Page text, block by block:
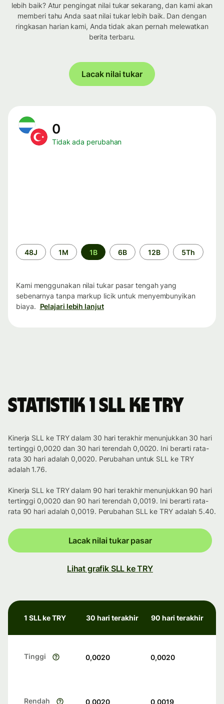
lebih baik? Atur pengingat nilai tukar sekarang, dan kami akan
memberi tahu Anda saat nilai tukar lebih baik. Dan dengan
ringkasan harian kami, Anda tidak akan pernah melewatkan
berita terbaru.
Lacak nilai tukar
0
Tidak ada perubahan
Periode
waktu
48J 1M 1B 6B 12B 5Th
Kami menggunakan nilai tukar pasar tengah yang
sebenarnya tanpa markup licik untuk menyembunyikan
biaya. Pelajari lebih lanjut
Statistik 1 SLL ke TRY
Kinerja SLL ke TRY dalam 30 hari terakhir menunjukkan 30 hari
tertinggi 0,0020 dan 30 hari terendah 0,0020. Ini berarti rata-
rata 30 hari adalah 0,0020. Perubahan untuk SLL ke TRY
adalah 1.76.
Kinerja SLL ke TRY dalam 90 hari terakhir menunjukkan 90 hari
tertinggi 0,0020 dan 90 hari terendah 0,0019. Ini berarti rata-
rata 90 hari adalah 0,0019. Perubahan SLL ke TRY adalah 5.40.
Lacak nilai tukar pasar
Lihat grafik SLL ke TRY
1 SLL ke TRY 30 hari terakhir 90 hari terakhir
Tinggi 0,0020 0,0020
Rendah 0,0020 0,0019